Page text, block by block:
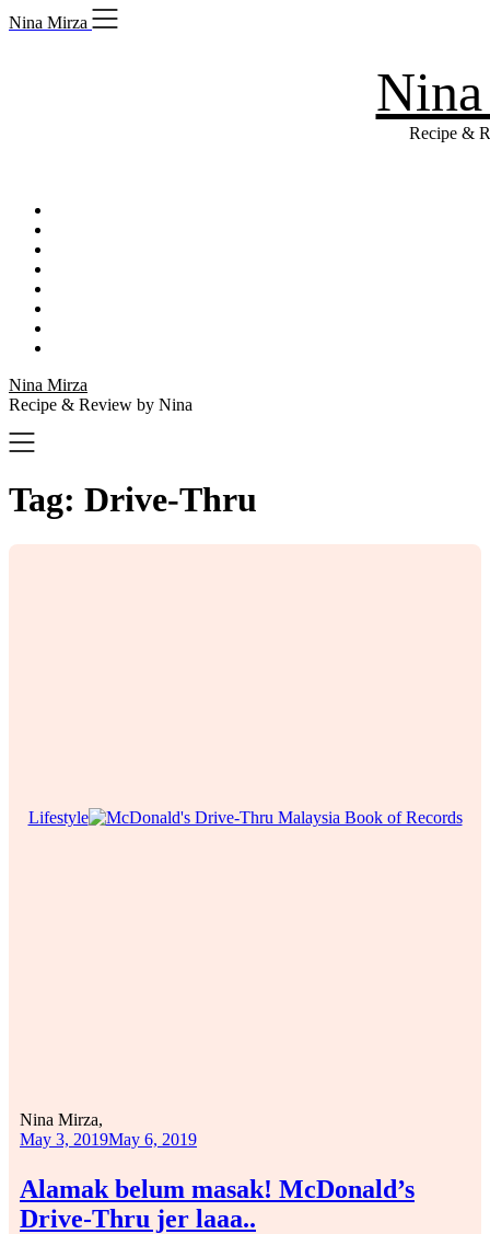
Skip
to
Nina Mirza
Recipe &
Nina Mirza
Recipe & Review by Nina
Tag: Drive-Thru
Lifestyle
Alamak belum masak! McDonald’s
Drive-Thru jer laaa..
Nina Mirza,
May 3, 2019May 6, 2019